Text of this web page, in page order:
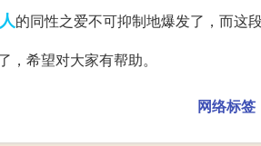
的同性之爱不可抑制地爆发了，而这
，希望对大家有帮助。
网络标签